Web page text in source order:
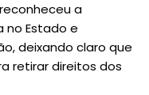
reconheceu a
no Estado e
deixando claro que
retirar direitos dos